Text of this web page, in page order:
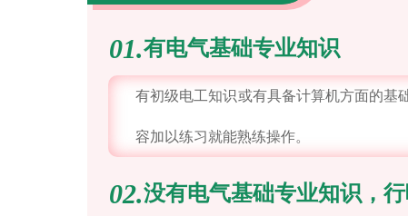
01.有电气基础专业知识
有初级电工知识或有具备计算机方面的基
容加以练习就能熟练操作。
02.没有电气基础专业知识，行